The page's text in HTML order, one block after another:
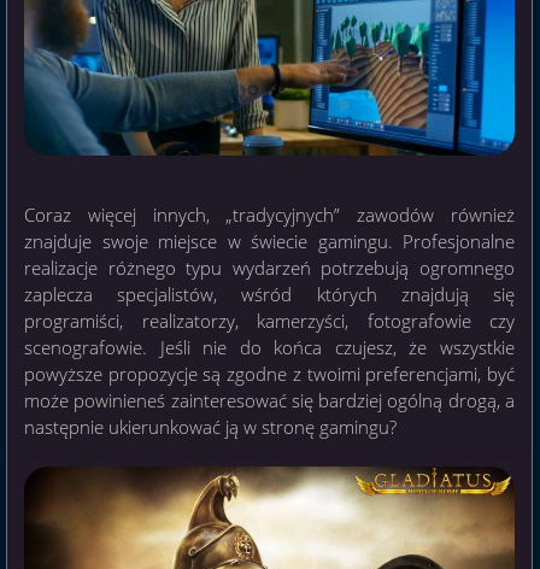
Coraz więcej innych, „tradycyjnych” zawodów również
znajduje swoje miejsce w świecie gamingu. Profesjonalne
realizacje różnego typu wydarzeń potrzebują ogromnego
zaplecza specjalistów, wśród których znajdują się
programiści, realizatorzy, kamerzyści, fotografowie czy
scenografowie. Jeśli nie do końca czujesz, że wszystkie
powyższe propozycje są zgodne z twoimi preferencjami, być
może powinieneś zainteresować się bardziej ogólną drogą, a
następnie ukierunkować ją w stronę gamingu?